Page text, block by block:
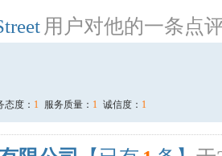
用户对他的一条点
态度： 1 服务质量： 1 诚信度： 1